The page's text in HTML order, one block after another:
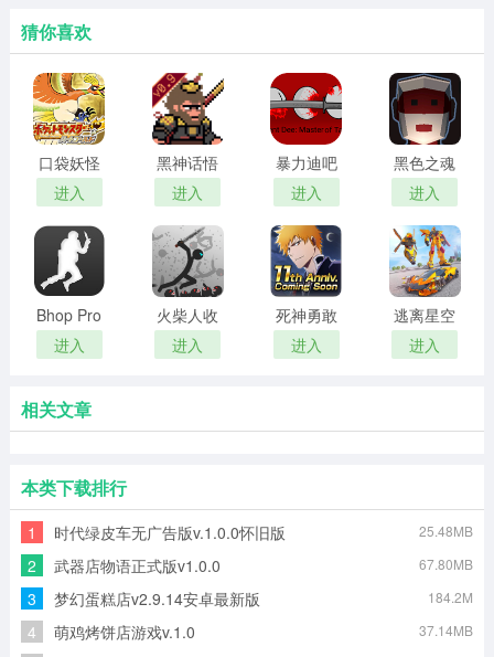
猜你喜欢
口袋妖怪
心金
进入
黑神话悟
空
进入
暴力迪吧
血染乱域
进入
黑色之魂
进入
Bhop Pro
进入
火柴人收
割者
进入
死神勇敢
的灵魂
进入
逃离星空
进入
相关文章
本类下载排行
1 时代绿皮车无广告版v.1.0.0怀旧版 25.48MB
2 武器店物语正式版v1.0.0 67.80MB
3 梦幻蛋糕店v2.9.14安卓最新版 184.2M
4 萌鸡烤饼店游戏v.1.0 37.14MB